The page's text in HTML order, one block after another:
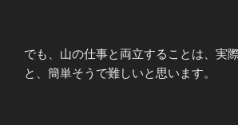
でも、山の仕事と両立することは、実
と、簡単そうで難しいと思います。